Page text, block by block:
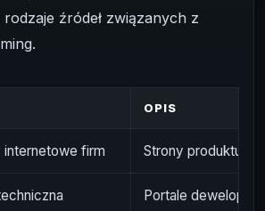
źródeł związanych z
OPIS
firm Strony produktu,
Portale